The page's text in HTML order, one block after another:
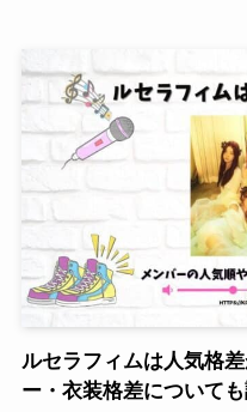
ルセラフィムは人気格
ー・衣装格差について